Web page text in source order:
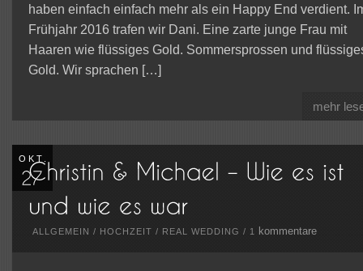
haben einfach einfach mehr als ein Happy End verdient.
Frühjahr 2016 trafen wir Dani. Eine zarte junge Frau mit
Haaren wie flüssiges Gold. Sommersprossen und
Gold. Wir sprachen […]
mehr
OKT.
ALLGEMEIN / HOCHZEIT / REAL WEDDING / 1 kommentare